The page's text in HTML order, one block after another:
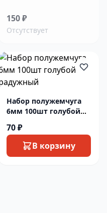
150 ₽
Отсутствует
Набор полужемчуга
6мм 100шт голубой
70 ₽
В корзину